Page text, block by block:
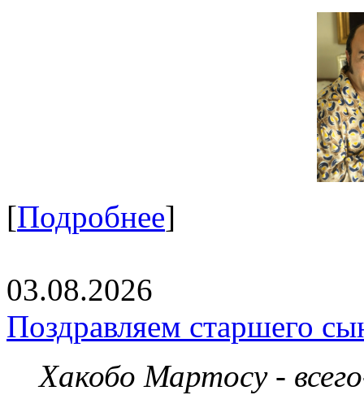
[Подробнее]
03.08.2026
Поздравляем старшего
Хакобо Мартосу -